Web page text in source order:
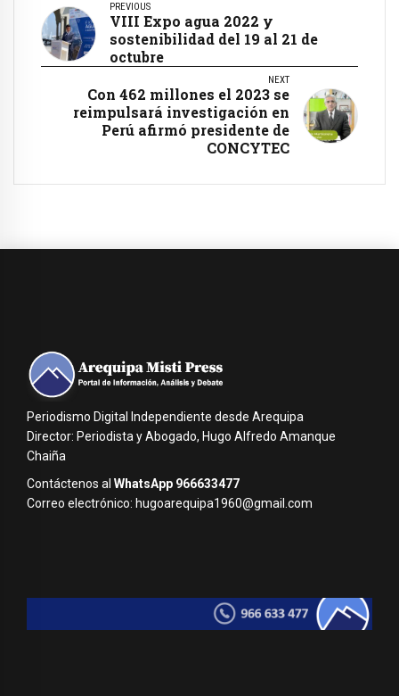
PREVIOUS
VIII Expo agua 2022 y
sostenibilidad del 19 al 21 de
octubre
NEXT
Con 462 millones el 2023 se
reimpulsará investigación en
Perú afirmó presidente de
CONCYTEC
Periodismo Digital Independiente desde Arequipa
Director: Periodista y Abogado, Hugo Alfredo Amanque
Chaiña
Contáctenos al WhatsApp 966633477
Correo electrónico: hugoarequipa1960@gmail.com